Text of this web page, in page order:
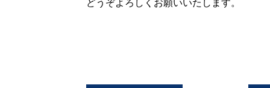
どうぞよろしくお願いいたします。